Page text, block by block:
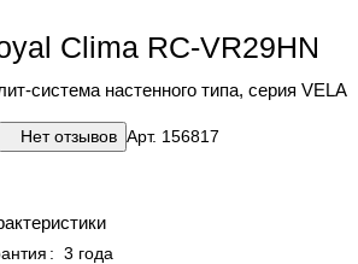
Clima RC-VR29HN
система настенного типа, серия VELA
Нет отзывов Арт. 156817
: 3 года